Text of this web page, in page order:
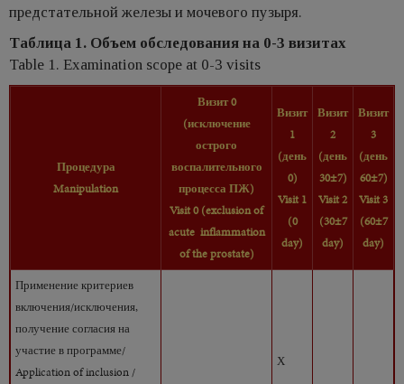
предстательной железы и мочевого пузыря.
Таблица 1. Объем обследования на 0-3 визитах
Table 1. Examination scope at 0-3 visits
Процедура
Manipulation
Визит 0
(исключение
острого
воспалительного
процесса ПЖ)
Visit 0 (exclusion of
acute inflammation
of the prostate)
Визит
1
(день
0)
Visit 1
(0
day)
Визит
2
(день
30±7)
Visit 2
(30±7
day)
Визит
3
(день
60±7)
Visit 3
(60±7
day)
Применение критериев
включения/исключения,
получение согласия на
участие в программе/
Application of inclusion /
Х